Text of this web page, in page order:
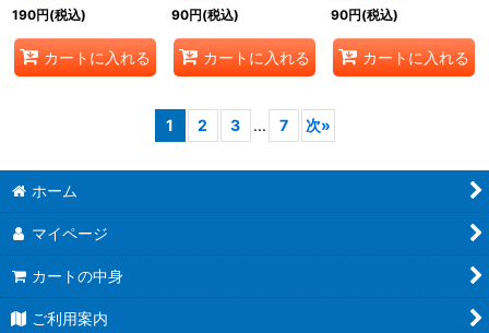
190円(税込)
カートに入れる
90円(税込)
カートに入れる
90円(税込)
カートに入れる
1 2 3 ... 7 次»
ホーム
マイページ
カートの中身
ご利用案内